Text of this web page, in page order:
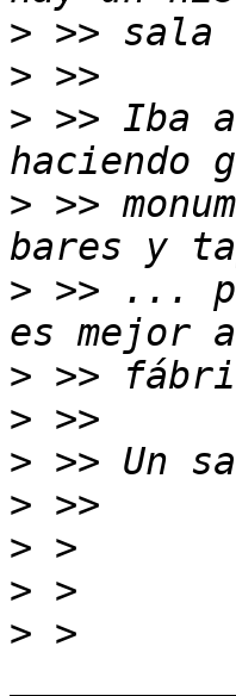
>
>
> >> Iba
> >>
> >> ...
>
>
>
>
>
>
> >